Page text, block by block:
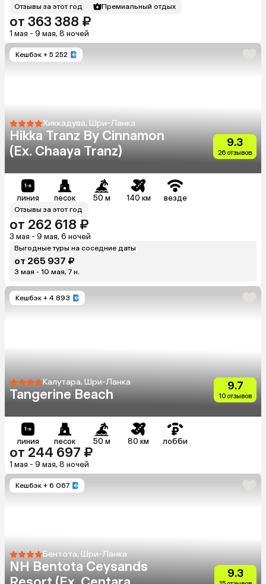
Отзывы за этот год Премиальный отдых
от 363 388 ₽
1 мая - 9 мая, 8 ночей
Кешбэк + 5 252
Хиккадува, Шри-Ланка
Hikka Tranz By Cinnamon
(Ex. Chaaya Tranz)
9.3
26 отзывов
линия песок 50 м 140 км везде
Отзывы за этот год
от 262 618 ₽
3 мая - 9 мая, 6 ночей
Выгодные туры на соседние даты
от 265 937 ₽
3 мая - 10 мая, 7 н.
Кешбэк + 4 893
Калутара, Шри-Ланка
Tangerine Beach
9.7
10 отзывов
линия песок 50 м 80 км лобби
от 244 697 ₽
1 мая - 9 мая, 8 ночей
Кешбэк + 6 067
Бентота, Шри-Ланка
NH Bentota Ceysands
9.3